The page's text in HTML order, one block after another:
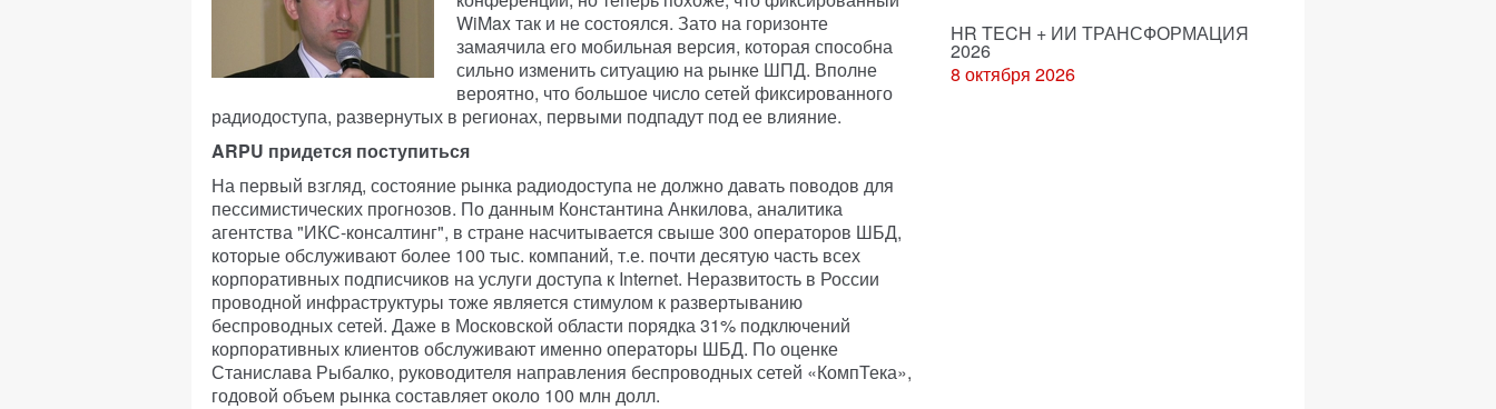
WiMax так и не состоялся. Зато на горизонте
замаячила его мобильная версия, которая способна
сильно изменить ситуацию на рынке ШПД. Вполне
вероятно, что большое число сетей фиксированного
радиодоступа, развернутых в регионах, первыми подпадут под ее влияние.
ARPU придется поступиться
На первый взгляд, состояние рынка радиодоступа не должно давать поводов для
пессимистических прогнозов. По данным Константина Анкилова, аналитика
агентства "ИКС-консалтинг", в стране насчитывается свыше 300 операторов ШБД,
которые обслуживают более 100 тыс. компаний, т.е. почти десятую часть всех
корпоративных подписчиков на услуги доступа к Internet. Неразвитость в России
проводной инфраструктуры тоже является стимулом к развертыванию
беспроводных сетей. Даже в Московской области порядка 31% подключений
корпоративных клиентов обслуживают именно операторы ШБД. По оценке
Станислава Рыбалко, руководителя направления беспроводных сетей «КомпТека»,
годовой объем рынка составляет около 100 млн долл.
HR TECH + ИИ ТРАНСФОРМАЦИЯ
2026
8 октября 2026